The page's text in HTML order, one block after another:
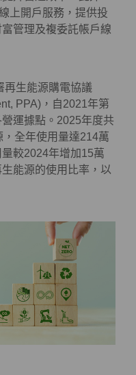
上開戶服務，提供投
管理及複委託帳戶線
再生能源購電協議
PPA)，自2021年第
運據點。2025年度共
全年使用量達214萬
較2024年增加15萬
能源的使用比率，以